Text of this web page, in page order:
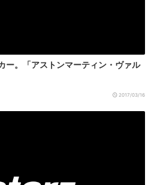
ー。「アストンマーティン・ヴァル
2017/03/16